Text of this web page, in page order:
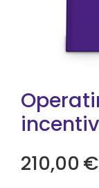
210,00€